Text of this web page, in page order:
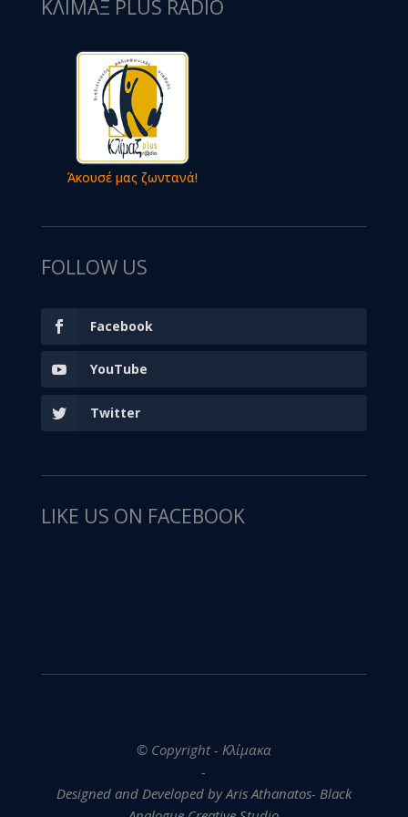
ΚΛΙΜΑΞ PLUS RADIO
Άκουσέ μας ζωντανά!
FOLLOW US
Facebook
YouTube
Twitter
LIKE US ON FACEBOOK
© Copyright - Κλίμακα
-
Designed and Developed by Aris Athanatos- Black